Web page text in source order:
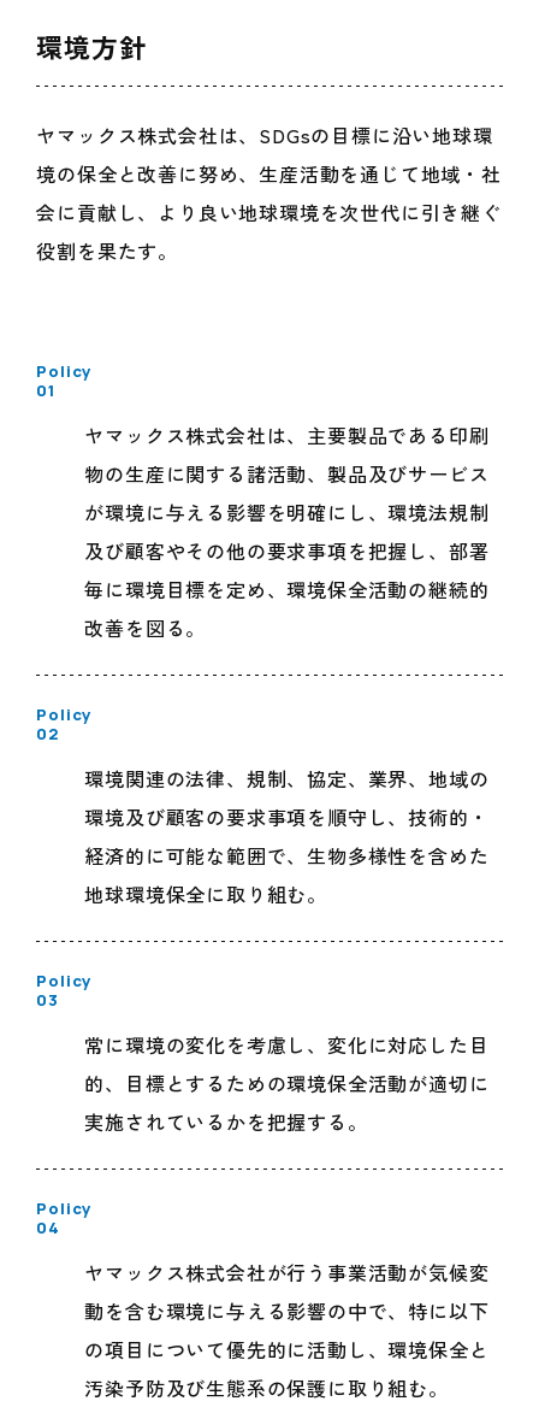
環境方針
ヤマックス株式会社は、SDGsの目標に沿い地球環
境の保全と改善に努め、生産活動を通じて地域・社
会に貢献し、より良い地球環境を次世代に引き継ぐ
役割を果たす。
Policy
01
ヤマックス株式会社は、主要製品である印刷
物の生産に関する諸活動、製品及びサービス
が環境に与える影響を明確にし、環境法規制
及び顧客やその他の要求事項を把握し、部署
毎に環境目標を定め、環境保全活動の継続的
改善を図る。
Policy
02
環境関連の法律、規制、協定、業界、地域の
環境及び顧客の要求事項を順守し、技術的・
経済的に可能な範囲で、生物多様性を含めた
地球環境保全に取り組む。
Policy
03
常に環境の変化を考慮し、変化に対応した目
的、目標とするための環境保全活動が適切に
実施されているかを把握する。
Policy
04
ヤマックス株式会社が行う事業活動が気候変
動を含む環境に与える影響の中で、特に以下
の項目について優先的に活動し、環境保全と
汚染予防及び生態系の保護に取り組む。